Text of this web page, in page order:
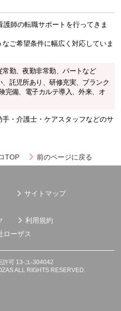
師の転職サポートを行ってきま
ご希望条件に幅広く対応していま
勤、夜勤非常勤、パートなど
託児所あり、研修充実、ブランク
完備、電子カルテ導入、外来、オ
・介護士・ケアスタッフなどのサ
TOP 前のページに戻る
サイトマップ
利用規約
ローザス
許可 13-ユ-304042
ALL RIGHTS RESERVED.